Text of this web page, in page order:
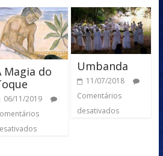
Magia do
06/11/2019
Umbanda
11/07/2018
Comentários
desativados